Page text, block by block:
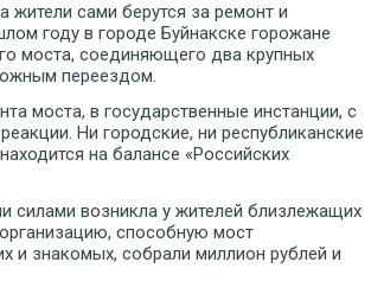
жители сами берутся за ремонт и
году в городе Буйнакске горожане
моста, соединяющего два крупных
переездом.
моста, в государственные инстанции, с
Ни городские, ни республиканские
на балансе «Российских
силами возникла у жителей близлежащих
способную мост
и знакомых, собрали миллион рублей и